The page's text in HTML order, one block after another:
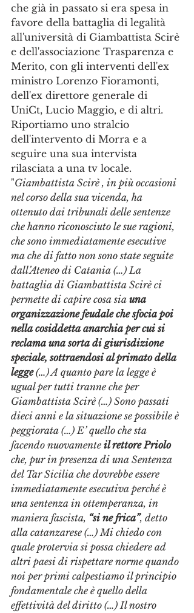
che già in passato si era spesa in
favore della battaglia di legalità
all'università di Giambattista Scirè
e dell'associazione Trasparenza e
Merito, con gli interventi dell'ex
ministro Lorenzo Fioramonti,
dell'ex direttore generale di
UniCt, Lucio Maggio, e di altri.
Riportiamo uno stralcio
dell'intervento di Morra e a
seguire una sua intervista
rilasciata a una tv locale.
"Giambattista Scirè , in più occasioni
nel corso della sua vicenda, ha
ottenuto dai tribunali delle sentenze
che hanno riconosciuto le sue ragioni,
che sono immediatamente esecutive
ma che di fatto non sono state seguite
dall’Ateneo di Catania (…) La
battaglia di Giambattista Scirè ci
permette di capire cosa sia una
organizzazione feudale che sfocia poi
nella cosiddetta anarchia per cui si
reclama una sorta di giurisdizione
speciale, sottraendosi al primato della
legge (…) A quanto pare la legge è
ugual per tutti tranne che per
Giambattista Scirè (…) Sono passati
dieci anni e la situazione se possibile è
peggiorata (…) E’ quello che sta
facendo nuovamente il rettore Priolo
che, pur in presenza di una Sentenza
del Tar Sicilia che dovrebbe essere
immediatamente esecutiva perché è
una sentenza in ottemperanza, in
maniera fascista, “si ne frica”, detto
alla catanzarese (…) Mi chiedo con
quale protervia si possa chiedere ad
altri paesi di rispettare norme quando
noi per primi calpestiamo il principio
fondamentale che è quello della
effettività del diritto (…) Il nostro